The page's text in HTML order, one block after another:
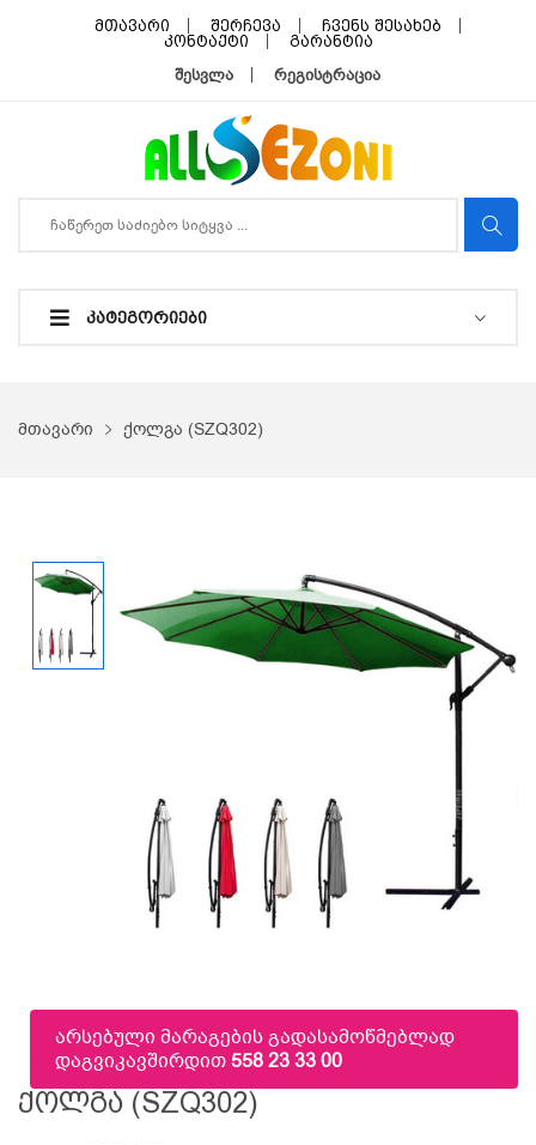
მთავარი შერჩევა
ჩვენს შესახებ
კონტაქტი
გარანტია
შესვლა რეგისტრაცია
ᲙᲐᲢᲔᲒᲝᲠᲘᲔᲑᲘ
მთავარი ქოლგა (SZQ302)
არსებული მარაგების გადასამოწმებლად
დაგვიკავშირდით558 23 33 00
Ქოლგა (SZQ302)